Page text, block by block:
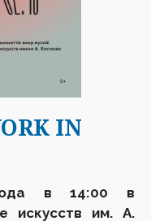
IN
в 14:00 в
искусств им. А.